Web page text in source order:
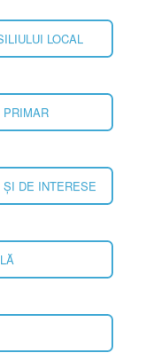
LOCAL
DE INTERESE